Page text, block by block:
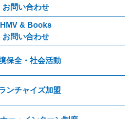
お問い合わせ
HMV & Books
お問い合わせ
保全・社会活動
ンチャイズ加盟